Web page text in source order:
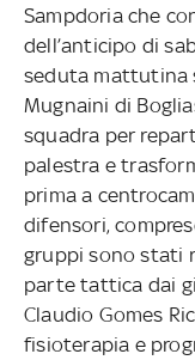
Sampdoria che
dell’anticipo di
seduta mattutina
Mugnaini di
squadra per
palestra e
prima a
difensori,
gruppi sono stati
parte tattica dai
Claudio Gomes
fisioterapia e